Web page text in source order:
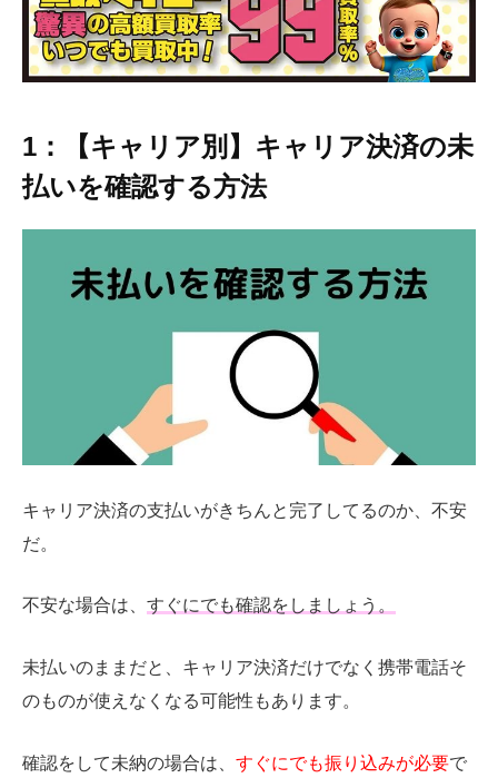
1：【キャリア別】キャリア決済の未
払いを確認する方法
キャリア決済の支払いがきちんと完了してるのか、不安
だ。
不安な場合は、 すぐにでも確認をしましょう。
未払いのままだと、キャリア決済だけでなく携帯電話そ
のものが使えなくなる可能性もあります。
確認をして未納の場合は、 すぐにでも振り込みが必要で